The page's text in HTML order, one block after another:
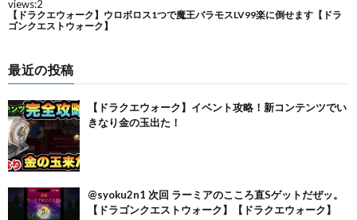
最近の投稿
【ドラクエウォーク】イベント攻略！新コンテンツでい
きなり金の玉出た！
@syoku2n1 次回 ラーミアのこころ直Sゲットだぜッ。
【ドラゴンクエストウォーク】【ドラクエウォーク】